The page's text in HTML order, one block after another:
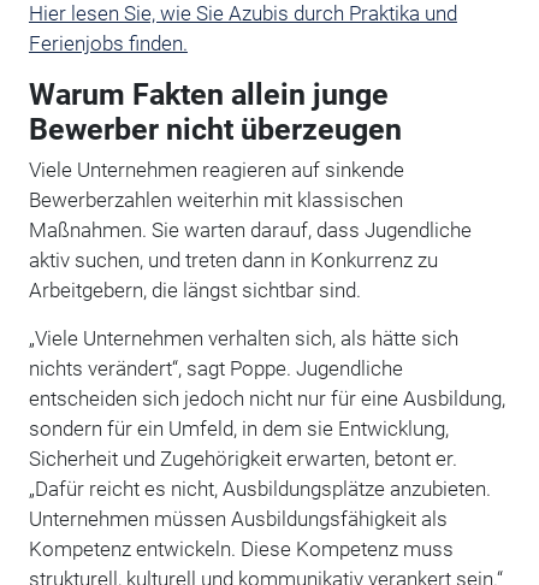
Hier lesen Sie, wie Sie Azubis durch Praktika und
Ferienjobs finden.
Warum Fakten allein junge
Bewerber nicht überzeugen
Viele Unternehmen reagieren auf sinkende
Bewerberzahlen weiterhin mit klassischen
Maßnahmen. Sie warten darauf, dass Jugendliche
aktiv suchen, und treten dann in Konkurrenz zu
Arbeitgebern, die längst sichtbar sind.
„Viele Unternehmen verhalten sich, als hätte sich
nichts verändert“, sagt Poppe. Jugendliche
entscheiden sich jedoch nicht nur für eine Ausbildung,
sondern für ein Umfeld, in dem sie Entwicklung,
Sicherheit und Zugehörigkeit erwarten, betont er.
„Dafür reicht es nicht, Ausbildungsplätze anzubieten.
Unternehmen müssen Ausbildungsfähigkeit als
Kompetenz entwickeln. Diese Kompetenz muss
strukturell, kulturell und kommunikativ verankert sein.“